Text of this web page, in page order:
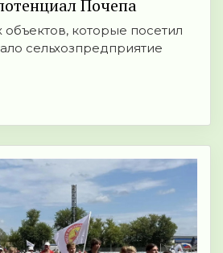
Почепа
которые посетил
сельхозпредприятие